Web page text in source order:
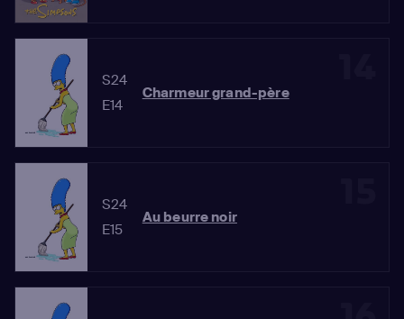
S24
E14
Charmeur grand-père
S24
E15
Au beurre noir